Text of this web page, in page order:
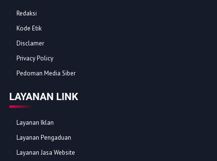
Redaksi
Kode Etik
Disclamer
Privacy Policy
Pedoman Media Siber
LAYANAN LINK
Layanan Iklan
Layanan Pengaduan
Layanan Jasa Website